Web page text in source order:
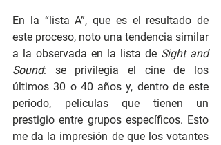
En la “lista A”, que es el resultado de
este proceso, noto una tendencia similar
a la observada en la lista de Sight and
Sound: se privilegia el cine de los
últimos 30 o 40 años y, dentro de este
período, películas que tienen un
prestigio entre grupos específicos. Esto
me da la impresión de que los votantes